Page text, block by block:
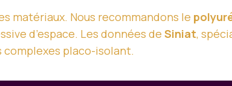
matériaux. Nous recommandons le
d’espace. Les données de Siniat,
complexes placo-isolant.